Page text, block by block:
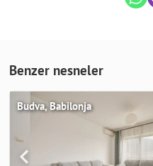
Benzer nesneler
Budva, Babilonja